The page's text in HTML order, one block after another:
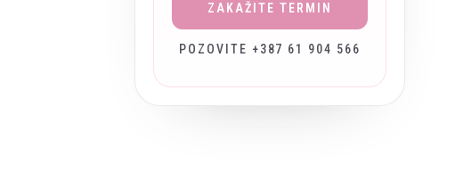
ZAKAŽITE TERMIN
POZOVITE +387 61 904 566